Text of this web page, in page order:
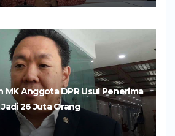
MK Anggota DPR Usul Penerima
26 Juta Orang